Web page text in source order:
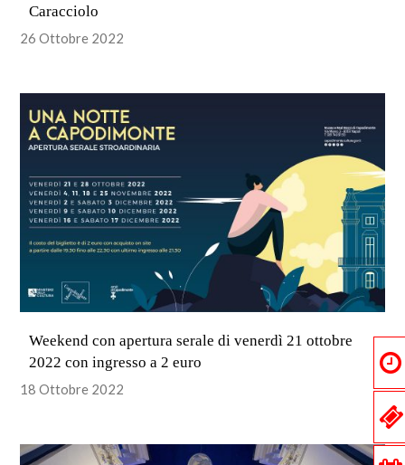
Caracciolo
26 Ottobre 2022
Weekend con apertura serale di venerdì 21 ottobre
2022 con ingresso a 2 euro
18 Ottobre 2022